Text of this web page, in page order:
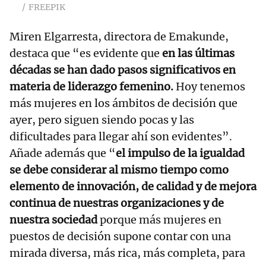
FREEPIK
Miren Elgarresta, directora de Emakunde,
destaca que “es evidente que en las últimas
décadas se han dado pasos significativos en
materia de liderazgo femenino. Hoy tenemos
más mujeres en los ámbitos de decisión que
ayer, pero siguen siendo pocas y las
dificultades para llegar ahí son evidentes”.
Añade además que “el impulso de la igualdad
se debe considerar al mismo tiempo como
elemento de innovación, de calidad y de mejora
continua de nuestras organizaciones y de
nuestra sociedadporque más mujeres en
puestos de decisión supone contar con una
mirada diversa, más rica, más completa, para